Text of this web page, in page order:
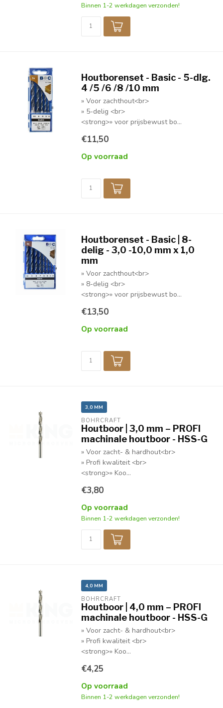
Binnen 1-2 werkdagen verzonden!
Houtborenset - Basic - 5-dlg.
4 /5 /6 /8 /10 mm
» Voor zachthout<br>
» 5-delig <br>
<strong>» voor prijsbewust bo...
€11,50
Op voorraad
Houtborenset - Basic | 8-
delig - 3,0 -10,0 mm x 1,0
mm
» Voor zachthout<br>
» 8-delig <br>
<strong>» voor prijsbewust bo...
€13,50
Op voorraad
3,0 MM
BOHRCRAFT
Houtboor | 3,0 mm – PROFI
machinale houtboor - HSS-G
» Voor zacht- & hardhout<br>
» Profi kwaliteit <br>
<strong>» Koo...
€3,80
Op voorraad
Binnen 1-2 werkdagen verzonden!
4,0 MM
BOHRCRAFT
Houtboor | 4,0 mm – PROFI
machinale houtboor - HSS-G
» Voor zacht- & hardhout<br>
» Profi kwaliteit <br>
<strong>» Koo...
€4,25
Op voorraad
Binnen 1-2 werkdagen verzonden!